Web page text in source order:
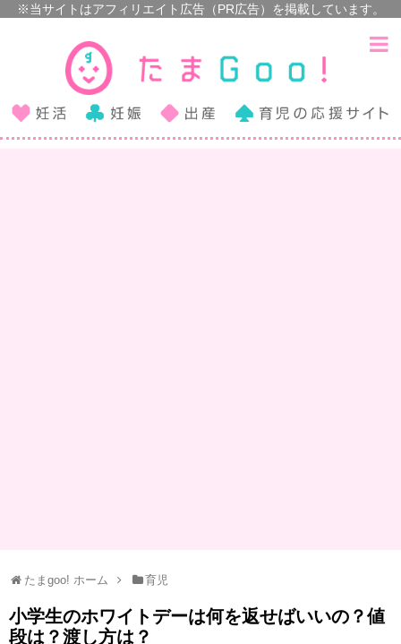
たまgoo! ホーム 育児
小学生のホワイトデーは何を返せばいいの？値
段は？渡し方は？